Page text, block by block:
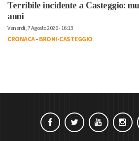
Terribile incidente a Casteggio:
anni
Venerdì, 7 Agosto 2026 - 16:13
CRONACA-BRONI-CASTEGGIO